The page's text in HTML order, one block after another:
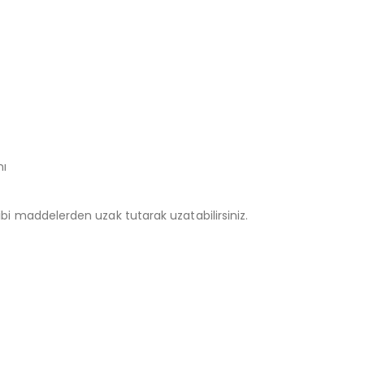
maddelerden uzak tutarak uzatabilirsiniz.